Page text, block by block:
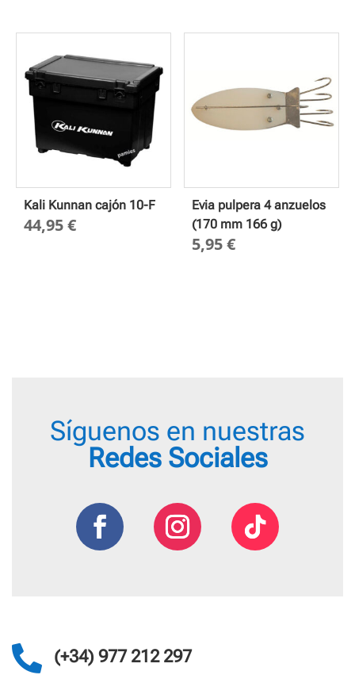
31,00 €
hasta
34,00 €
Kali Kunnan cajón 10-F
44,95€
Evia pulpera 4 anzuelos
(170 mm 166 g)
5,95€
Síguenos en nuestras
Redes Sociales
 (+34) 977 212 297